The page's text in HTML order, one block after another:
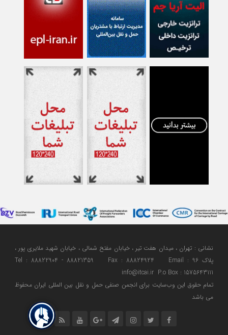
نشانی : تهران ، میدان هفت تیر ، خیابان مفتح شمالی ، خیابان شهید ملایری پور ،
پلاک 96 Tel : 88822904 - 88821359 Fax : 88824924 Email :
info@itcai.ir P.o Box : 1575643111
تمام حقوق اين وب‌سايت برای انجمن صنفی حمل و نقل بین المللی ایران محفوظ
می باشد